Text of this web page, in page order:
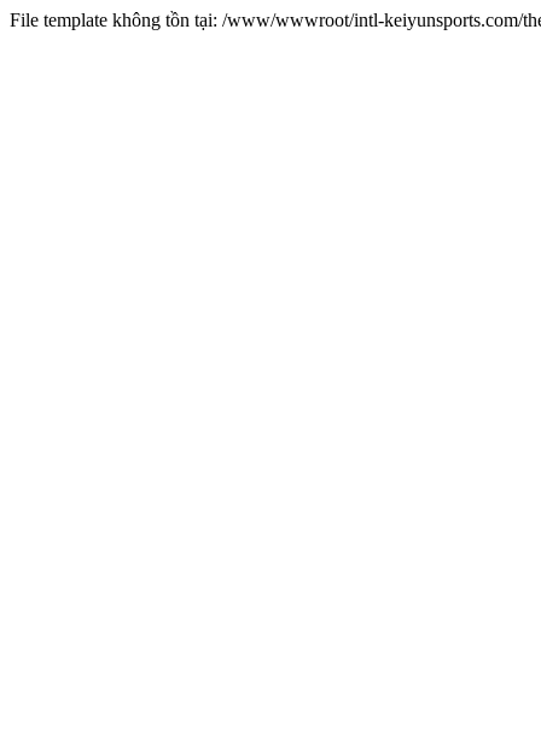
File template không tồn tại: /www/wwwroot/intl-keiyunsports.com/